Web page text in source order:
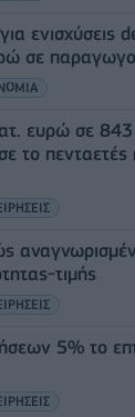
ενισχύσεις
σε
ευρώ σε
το
τιμής
5% το